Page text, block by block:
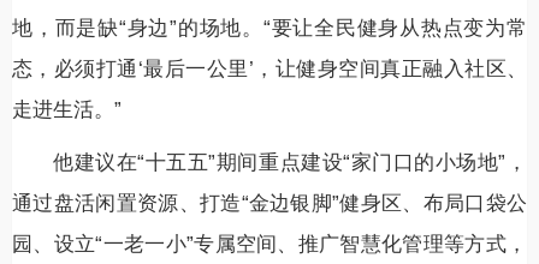
地，而是缺“身边”的场地。“要让全民健身从热点变为常
态，必须打通‘最后一公里’，让健身空间真正融入社区、
走进生活。”
他建议在“十五五”期间重点建设“家门口的小场地”，
通过盘活闲置资源、打造“金边银脚”健身区、布局口袋公
园、设立“一老一小”专属空间、推广智慧化管理等方式，